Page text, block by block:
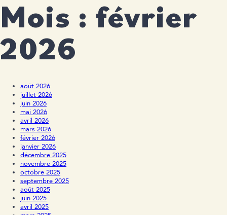
Mois : février
2026
août 2026
juillet 2026
juin 2026
mai 2026
avril 2026
mars 2026
février 2026
janvier 2026
décembre 2025
novembre 2025
octobre 2025
septembre 2025
août 2025
juin 2025
avril 2025